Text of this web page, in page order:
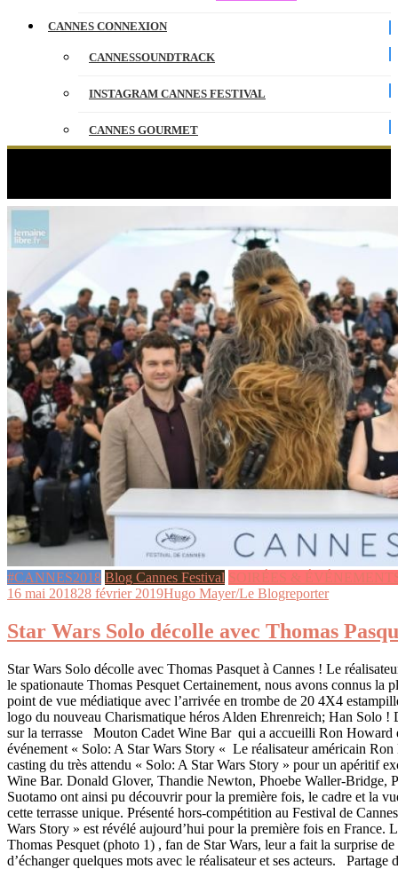
CANNES CONNEXION
CANNESSOUNDTRACK
INSTAGRAM CANNES FESTIVAL
CANNES GOURMET
#CANNES2018 Blog Cannes Festival SOIRÉES &
16 mai 201828 février 2019Hugo Mayer/Le Blogreporter
Star Wars Solo décolle avec Thomas
Star Wars Solo décolle avec Thomas Pasquet à Cannes ! Le
le spationaute Thomas Pesquet Certainement, nous avons connus la
point de vue médiatique avec l’arrivée en trombe de 20 4X4
logo du nouveau Charismatique héros Alden Ehrenreich; Han Solo !
sur la terrasse Mouton Cadet Wine Bar qui a accueilli Ron Howard
événement « Solo: A Star Wars Story « Le réalisateur américain
casting du très attendu « Solo: A Star Wars Story » pour un apéritif
Wine Bar. Donald Glover, Thandie Newton, Phoebe Waller-Bridge,
Suotamo ont ainsi pu découvrir pour la première fois, le cadre et la
cette terrasse unique. Présenté hors-compétition au Festival de
Wars Story » est révélé aujourd’hui pour la première fois en France.
Thomas Pesquet (photo 1) , fan de Star Wars, leur a fait la surprise
d’échanger quelques mots avec le réalisateur et ses acteurs. Partage